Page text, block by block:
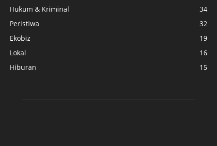
Hukum & Kriminal
34
Peristiwa
32
Ekobiz
19
Lokal
16
Hiburan
15